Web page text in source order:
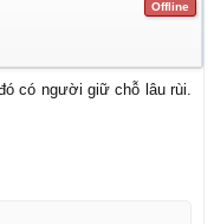
Offline
có người giữ chỗ lâu rùi.